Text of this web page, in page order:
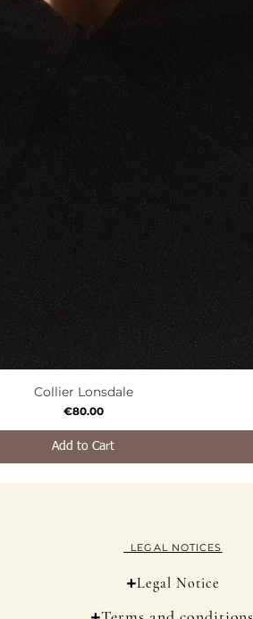
Quick View
Collier Lonsdale
Price
€80.00
Add to Cart
LEGAL NOTICES
+Legal Notice